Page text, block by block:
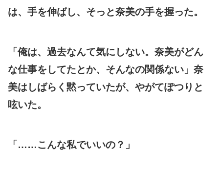
は、手を伸ばし、そっと奈美の手を握った。
「俺は、過去なんて気にしない。奈美がどん
な仕事をしてたとか、そんなの関係ない」奈
美はしばらく黙っていたが、やがてぽつりと
呟いた。
「……こんな私でいいの？」